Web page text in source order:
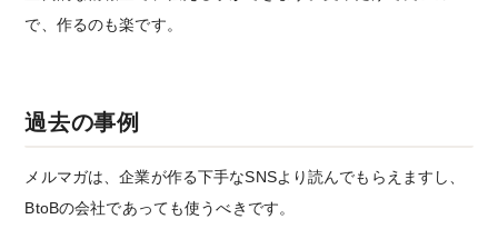
で、作るのも楽です。
過去の事例
メルマガは、企業が作る下手なSNSより読んでもらえますし、
BtoBの会社であっても使うべきです。